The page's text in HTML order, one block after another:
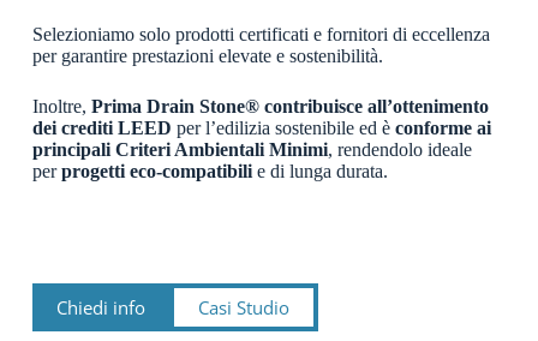
Selezioniamo solo prodotti certificati e fornitori di eccellenza
per garantire prestazioni elevate e sostenibilità.
Inoltre, Prima Drain Stone® contribuisce all’ottenimento
dei crediti LEED per l’edilizia sostenibile ed è conforme ai
principali Criteri Ambientali Minimi, rendendolo ideale
perprogetti eco-compatibilie di lunga durata.
Chiedi info Casi Studio